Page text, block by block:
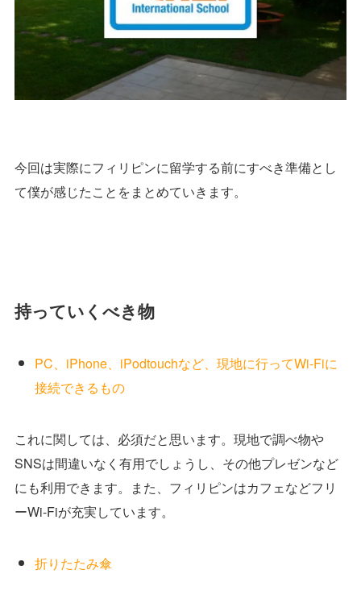
今回は実際にフィリピンに留学する前にすべき準備とし
て僕が感じたことをまとめていきます。
持っていくべき物
PC、iPhone、iPodtouchなど、現地に行ってWi-Fiに
接続できるもの
これに関しては、必須だと思います。現地で調べ物や
SNSは間違いなく有用でしょうし、その他プレゼンなど
にも利用できます。また、フィリピンはカフェなどフリ
ーWi-Fiが充実しています。
折りたたみ傘